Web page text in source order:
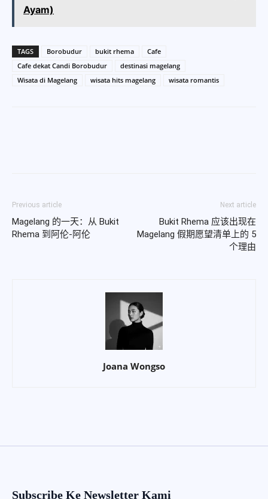
Ayam)
TAGS Borobudur bukit rhema
Cafe
Cafe dekat Candi Borobudur
destinasi magelang
Wisata di Magelang
wisata hits magelang wisata romantis
Previous article
Magelang 的一天：从 Bukit
Rhema 到阿伦-阿伦
Next article
Bukit Rhema 应该出现在
Magelang 假期愿望清单上的 5
个理由
Joana Wongso
Subscribe Ke Newsletter Kami